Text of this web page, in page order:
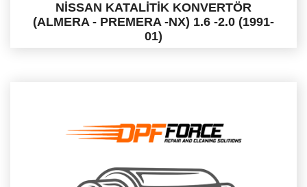
NİSSAN KATALİTİK KONVERTÖR
(ALMERA - PREMERA -NX) 1.6 -2.0 (1991-
01)